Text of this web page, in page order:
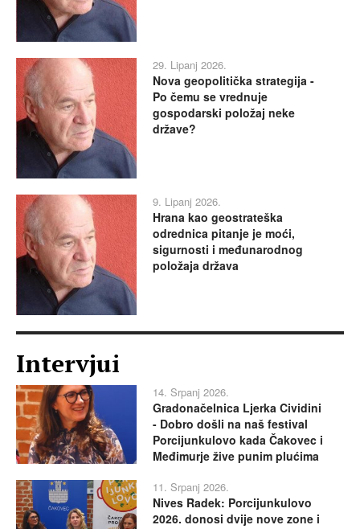
29. Lipanj 2026.
Nova geopolitička strategija -
Po čemu se vrednuje
gospodarski položaj neke
države?
9. Lipanj 2026.
Hrana kao geostrateška
odrednica pitanje je moći,
sigurnosti i međunarodnog
položaja država
Intervjui
14. Srpanj 2026.
Gradonačelnica Ljerka Cividini
- Dobro došli na naš festival
Porcijunkulovo kada Čakovec i
Međimurje žive punim plućima
11. Srpanj 2026.
Nives Radek: Porcijunkulovo
2026. donosi dvije nove zone i